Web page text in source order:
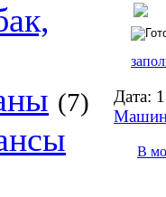
(7) Дата:
В